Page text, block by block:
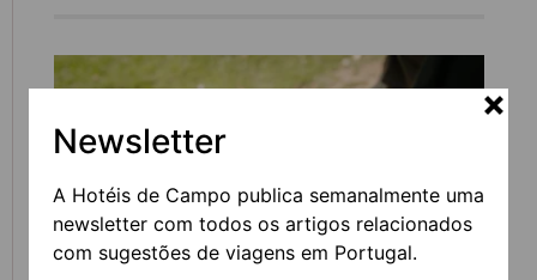
Newsletter
A Hotéis de Campo publica semanalmente uma
newsletter com todos os artigos relacionados
com sugestões de viagens em Portugal.